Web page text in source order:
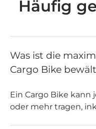
Häufig
Was ist die
Cargo Bike
Ein Cargo Bike kann
oder mehr tragen,